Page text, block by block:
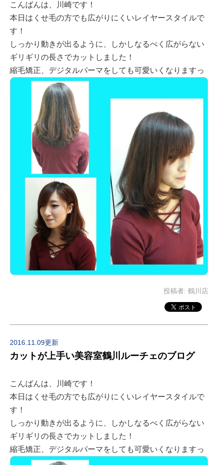
こんばんは、川崎です！
本日はくせ毛の方でも広がりにくいレイヤースタイルで
す！
しっかり動きが出るように、しかしなるべく広がらない
ギリギリの長さでカットしました！
縮毛矯正、デジタルパーマをしても可愛いくなりますっ
投稿者: 鶴川店
2016.11.09更新
カットが上手い美容室鶴川ルーチェのブログ
こんばんは、川崎です！
本日はくせ毛の方でも広がりにくいレイヤースタイルで
す！
しっかり動きが出るように、しかしなるべく広がらない
ギリギリの長さでカットしました！
縮毛矯正、デジタルパーマをしても可愛いくなりますっ